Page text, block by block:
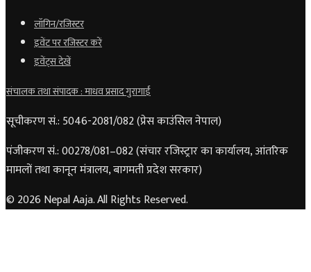
लॉगिन/रजिस्टर
इवेंट पर रजिस्टर करें
इवेंट्स देखें
संचालक तथा संपादक : माधव प्रसाद गुरागाईं
सूचीकरण सं.: 5046-2081/082 (प्रेस काउंसिल नेपाल)
पंजीकरण सं.: 00278/081–082 (संचार रजिस्ट्रार का कार्यालय, आंतरिक
मामलों तथा कानून मंत्रालय, बागमती प्रदेश सरकार)
© 2026 Nepal Aaja. All Rights Reserved.